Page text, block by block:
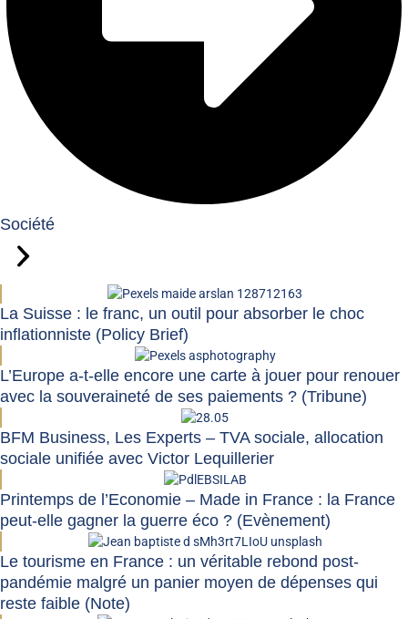
Société
La Suisse : le franc, un outil pour absorber le choc
inflationniste (Policy Brief)
L’Europe a-t-elle encore une carte à jouer pour renouer
avec la souveraineté de ses paiements ? (Tribune)
BFM Business, Les Experts – TVA sociale, allocation
sociale unifiée avec Victor Lequillerier
Printemps de l’Economie – Made in France : la France
peut-elle gagner la guerre éco ? (Evènement)
Le tourisme en France : un véritable rebond post-
pandémie malgré un panier moyen de dépenses qui
reste faible (Note)